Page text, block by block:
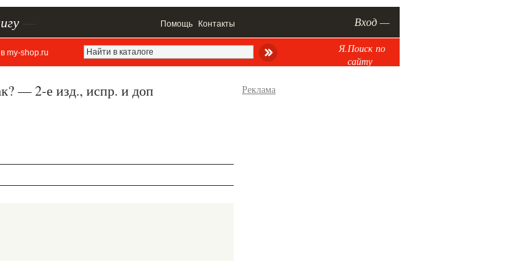
Помощь Контакты Вход —
my-shop.ru
Я.Поиск по
сайту
— 2-е изд., испр. и доп Реклама